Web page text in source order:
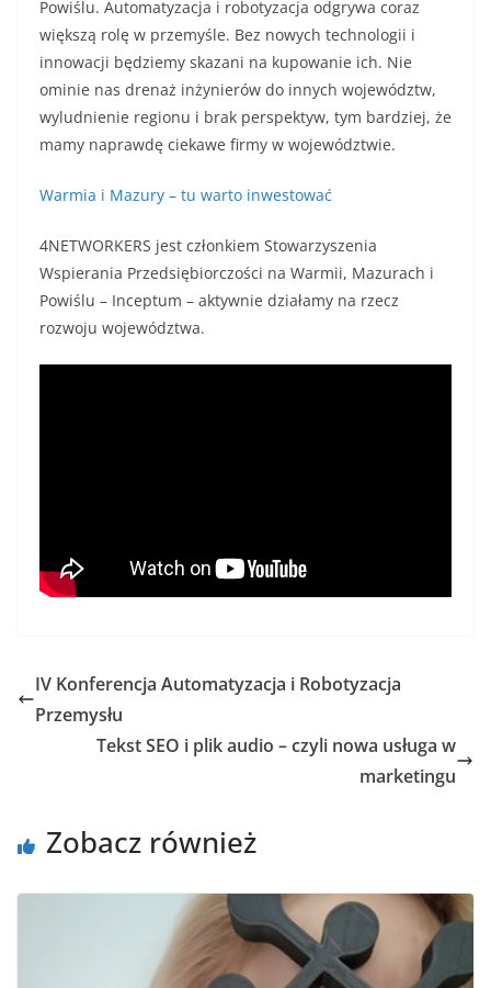
Powiślu. Automatyzacja i robotyzacja odgrywa coraz
większą rolę w przemyśle. Bez nowych technologii i
innowacji będziemy skazani na kupowanie ich. Nie
ominie nas drenaż inżynierów do innych województw,
wyludnienie regionu i brak perspektyw, tym bardziej, że
mamy naprawdę ciekawe firmy w województwie.
Warmia i Mazury – tu warto inwestować
4NETWORKERS jest członkiem Stowarzyszenia
Wspierania Przedsiębiorczości na Warmii, Mazurach i
Powiślu – Inceptum – aktywnie działamy na rzecz
rozwoju województwa.
IV Konferencja Automatyzacja i Robotyzacja
Przemysłu
Tekst SEO i plik audio – czyli nowa usługa w
marketingu
Zobacz również